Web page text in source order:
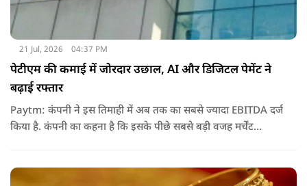
21 Jul, 2026 04:37 PM
पेटीएम की कमाई में जोरदार उछाल, AI और डिजिटल पेमेंट ने
बढ़ाई रफ्तार
Paytm: कंपनी ने इस तिमाही में अब तक का सबसे ज्यादा EBITDA दर्ज
किया है. कंपनी का कहना है कि इसके पीछे सबसे बड़ी वजह मर्चेंट